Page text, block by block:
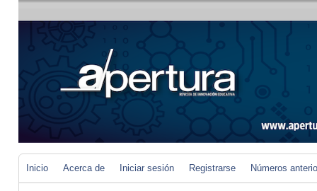
Inicio Acerca de Iniciar sesión Registrarse Números